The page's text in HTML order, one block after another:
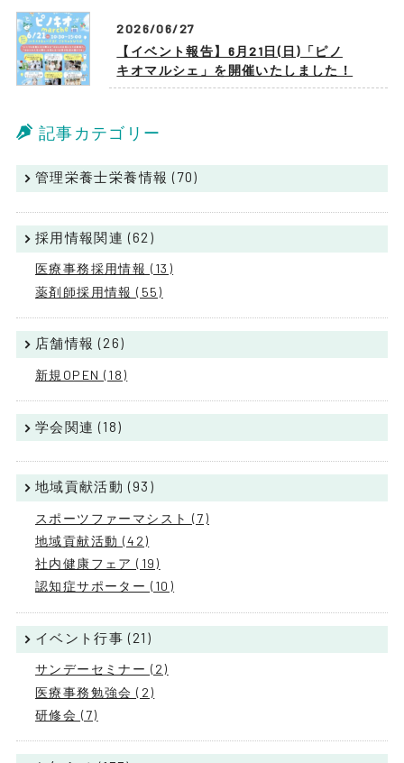
2026/06/27
【イベント報告】6月21日(日)「ピノ
キオマルシェ」を開催いたしました！
記事カテゴリー
管理栄養士栄養情報 (70)
採用情報関連 (62)
医療事務採用情報 (13)
薬剤師採用情報 (55)
店舗情報 (26)
新規OPEN (18)
学会関連 (18)
地域貢献活動 (93)
スポーツファーマシスト (7)
地域貢献活動 (42)
社内健康フェア (19)
認知症サポーター (10)
イベント行事 (21)
サンデーセミナー (2)
医療事務勉強会 (2)
研修会 (7)